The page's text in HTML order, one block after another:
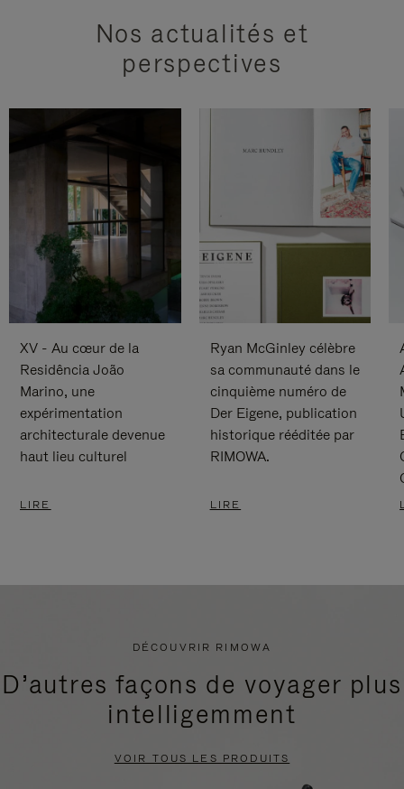
Nos actualités et
perspectives
XV - Au cœur de la
Residência João
Marino, une
expérimentation
architecturale devenue
haut lieu culturel
LIRE
Ryan McGinley célèbre
sa communauté dans le
cinquième numéro de
Der Eigene, publication
historique rééditée par
RIMOWA.
LIRE
DÉCOUVRIR RIMOWA
D’autres façons de voyager plus
intelligemment
VOIR TOUS LES PRODUITS